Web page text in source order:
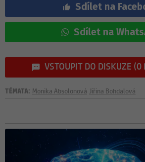
Sdílet na
Sdílet na
VSTOUPIT DO DISKUZE (0
TÉMATA: Monika Absolonová Jiřina Bohdalová